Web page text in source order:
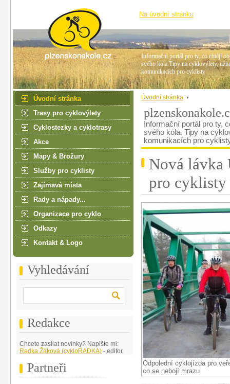
Na úvodní stránku
Informační portál pro ty, co chtějí
svého kola.Tipy na cyklovýlety,
komunikacích pro cyklisty
Úvodní stránka
Trasy pro cyklovýlety
Cyklostezky a cyklotrasy
Akce
Mapy & Brožury
Služby pro cyklisty
Zajímavá místa
Rady a nápady...
Organizace pro cyklo
Odkazy
Kontakt & Logo
Vyhledávání
Redakce
Chcete zasílat novinky? Napište mi:
Radka Žáková (cykloRADKA) - editor.
Partneři
Úvodní stránka
Informační portál pro ty,
svého kola. Tipy na
komunikacích pro
Nová lávka
pro cyklisty
Odpolední cyklojízda pro
co se nebojí mrazu